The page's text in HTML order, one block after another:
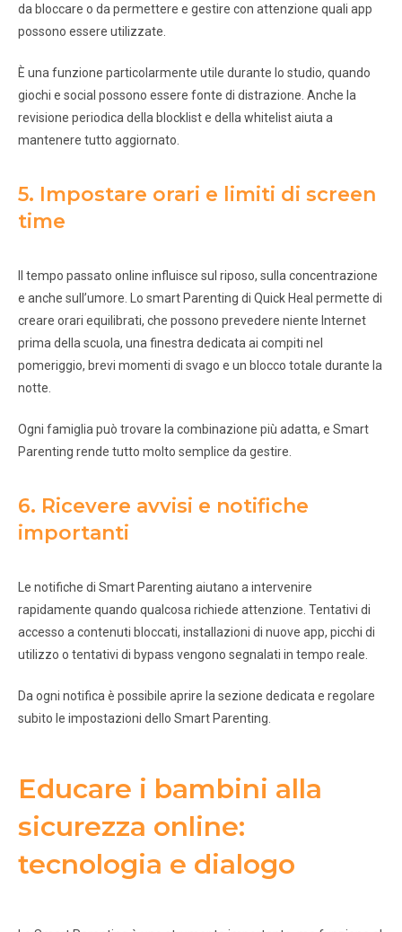
da bloccare o da permettere e gestire con attenzione quali app
possono essere utilizzate.
È una funzione particolarmente utile durante lo studio, quando
giochi e social possono essere fonte di distrazione. Anche la
revisione periodica della blocklist e della whitelist aiuta a
mantenere tutto aggiornato.
5. Impostare orari e limiti di screen
time
Il tempo passato online influisce sul riposo, sulla concentrazione
e anche sull’umore. Lo smart Parenting di Quick Heal permette di
creare orari equilibrati, che possono prevedere niente Internet
prima della scuola, una finestra dedicata ai compiti nel
pomeriggio, brevi momenti di svago e un blocco totale durante la
notte.
Ogni famiglia può trovare la combinazione più adatta, e Smart
Parenting rende tutto molto semplice da gestire.
6. Ricevere avvisi e notifiche
importanti
Le notifiche di Smart Parenting aiutano a intervenire
rapidamente quando qualcosa richiede attenzione. Tentativi di
accesso a contenuti bloccati, installazioni di nuove app, picchi di
utilizzo o tentativi di bypass vengono segnalati in tempo reale.
Da ogni notifica è possibile aprire la sezione dedicata e regolare
subito le impostazioni dello Smart Parenting.
Educare i bambini alla
sicurezza online:
tecnologia e dialogo